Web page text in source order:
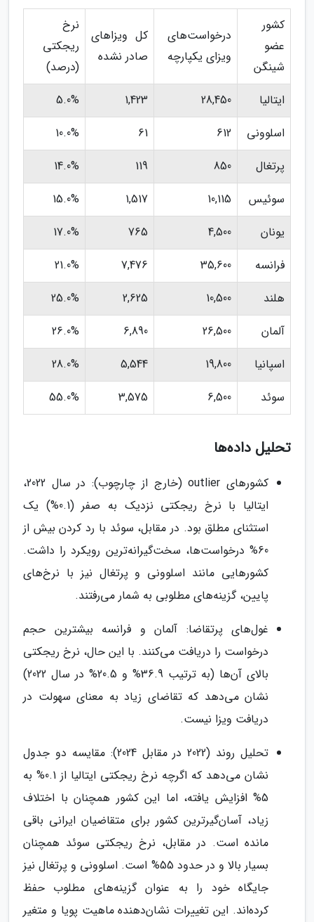
کشور
عضو
شینگن
درخواست‌های
ویزای یکپارچه
کل ویزاهای
صادر نشده
نرخ
ریجکتی
(درصد)
ایتالیا
28,450
1,423
5.0%
اسلوونی
612
61
10.0%
پرتغال
850
119
14.0%
سوئیس
10,115
1,517
15.0%
یونان
4,500
765
17.0%
فرانسه
35,600
7,476
21.0%
هلند
10,500
2,625
25.0%
آلمان
26,500
6,890
26.0%
اسپانیا
19,800
5,544
28.0%
سوئد
6,500
3,575
55.0%
تحلیل داده‌ها
کشورهای outlier (خارج از چارچوب): در سال 2022،
ایتالیا با نرخ ریجکتی نزدیک به صفر (0.1%) یک
استثنای مطلق بود. در مقابل، سوئد با رد کردن بیش از
60% درخواست‌ها، سخت‌گیرانه‌ترین رویکرد را داشت.
کشورهایی مانند اسلوونی و پرتغال نیز با نرخ‌های
پایین، گزینه‌های مطلوبی به شمار می‌رفتند.
غول‌های پرتقاضا: آلمان و فرانسه بیشترین حجم
درخواست را دریافت می‌کنند. با این حال، نرخ ریجکتی
بالای آن‌ها (به ترتیب 36.9% و 20.5% در سال 2022)
نشان می‌دهد که تقاضای زیاد به معنای سهولت در
دریافت ویزا نیست.
تحلیل روند (2022 در مقابل 2024): مقایسه دو جدول
نشان می‌دهد که اگرچه نرخ ریجکتی ایتالیا از 0.1% به
5% افزایش یافته، اما این کشور همچنان با اختلاف
زیاد، آسان‌گیرترین کشور برای متقاضیان ایرانی باقی
مانده است. در مقابل، نرخ ریجکتی سوئد همچنان
بسیار بالا و در حدود 55% است. اسلوونی و پرتغال نیز
جایگاه خود را به عنوان گزینه‌های مطلوب حفظ
کرده‌اند. این تغییرات نشان‌دهنده ماهیت پویا و متغیر